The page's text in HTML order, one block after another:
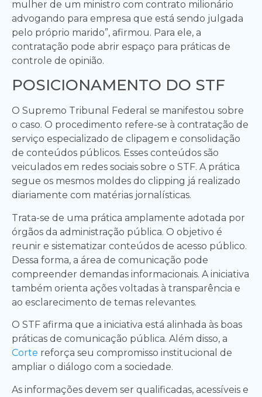
mulher de um ministro com contrato milionário
advogando para empresa que está sendo julgada
pelo próprio marido”, afirmou. Para ele, a
contratação pode abrir espaço para práticas de
controle de opinião.
POSICIONAMENTO DO STF
O Supremo Tribunal Federal se manifestou sobre
o caso. O procedimento refere-se à contratação de
serviço especializado de clipagem e consolidação
de conteúdos públicos. Esses conteúdos são
veiculados em redes sociais sobre o STF. A prática
segue os mesmos moldes do clipping já realizado
diariamente com matérias jornalísticas.
Trata-se de uma prática amplamente adotada por
órgãos da administração pública. O objetivo é
reunir e sistematizar conteúdos de acesso público.
Dessa forma, a área de comunicação pode
compreender demandas informacionais. A iniciativa
também orienta ações voltadas à transparência e
ao esclarecimento de temas relevantes.
O STF afirma que a iniciativa está alinhada às boas
práticas de comunicação pública. Além disso, a
Corte reforça seu compromisso institucional de
ampliar o diálogo com a sociedade.
As informações devem ser qualificadas, acessíveis e